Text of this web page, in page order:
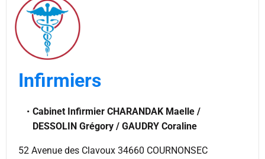
Infirmiers
Cabinet Infirmier CHARANDAK Maelle /
DESSOLIN Grégory / GAUDRY Coraline
52 Avenue des Clavoux 34660 COURNONSEC